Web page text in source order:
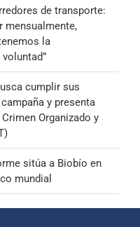
de transporte:
mensualmente,
la
cumplir sus
y presenta
Organizado y
sitúa a Biobío en
mundial